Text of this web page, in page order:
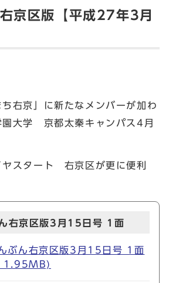
京区版【平成27年3月
右京」に新たなメンバーが加わ
園大学 京都太秦キャンパス4月
スタート 右京区が更に便利
右京区版3月15日号 1面
ぶん右京区版3月15日号 1面
1.95MB)